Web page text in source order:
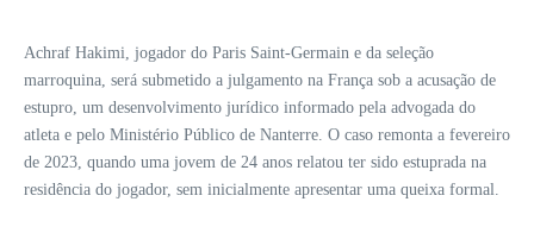
Achraf Hakimi, jogador do Paris Saint-Germain e da seleção
marroquina, será submetido a julgamento na França sob a acusação de
estupro, um desenvolvimento jurídico informado pela advogada do
atleta e pelo Ministério Público de Nanterre. O caso remonta a fevereiro
de 2023, quando uma jovem de 24 anos relatou ter sido estuprada na
residência do jogador, sem inicialmente apresentar uma queixa formal.